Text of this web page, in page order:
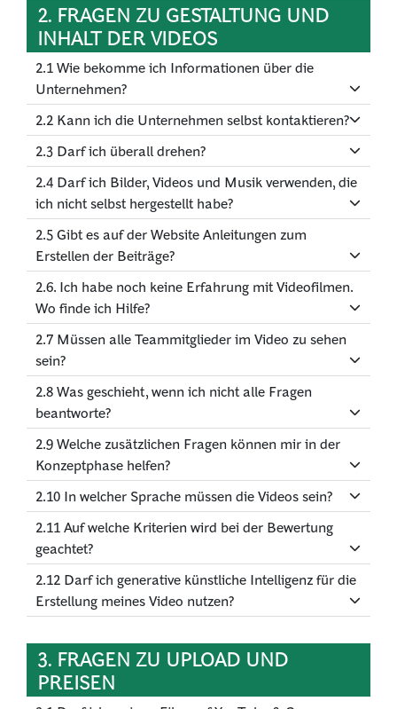
2. FRAGEN ZU GESTALTUNG UND
INHALT DER VIDEOS
2.1 Wie bekomme ich Informationen über die
Unternehmen?
2.2 Kann ich die Unternehmen selbst kontaktieren?
2.3 Darf ich überall drehen?
2.4 Darf ich Bilder, Videos und Musik verwenden, die
ich nicht selbst hergestellt habe?
2.5 Gibt es auf der Website Anleitungen zum
Erstellen der Beiträge?
2.6. Ich habe noch keine Erfahrung mit Videofilmen.
Wo finde ich Hilfe?
2.7 Müssen alle Teammitglieder im Video zu sehen
sein?
2.8 Was geschieht, wenn ich nicht alle Fragen
beantworte?
2.9 Welche zusätzlichen Fragen können mir in der
Konzeptphase helfen?
2.10 In welcher Sprache müssen die Videos sein?
2.11 Auf welche Kriterien wird bei der Bewertung
geachtet?
2.12 Darf ich generative künstliche Intelligenz für die
Erstellung meines Video nutzen?
3. FRAGEN ZU UPLOAD UND
PREISEN